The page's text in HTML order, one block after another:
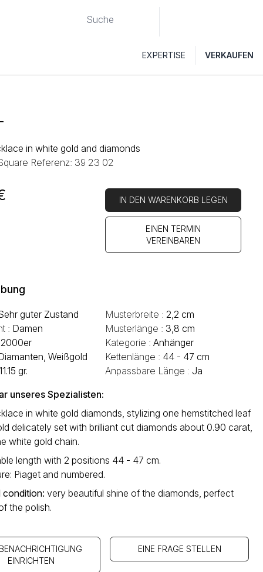
EXPERTISE VERKAUFEN
in white gold and diamonds
Referenz: 39 23 02
IN DEN WARENKORB LEGEN
EINEN TERMIN
VEREINBAREN
guter Zustand
: Damen
2000er
Weißgold
gr.
Musterbreite :2,2 cm
Musterlänge : 3,8 cm
Kategorie :Anhänger
Kettenlänge : 44 - 47 cm
Anpassbare Länge :Ja
unseres Spezialisten:
in white gold diamonds, stylizing one hemstitched leaf
delicately set with brilliant cut diamonds about 0.90 carat,
white gold chain.
length with 2 positions 44 - 47 cm.
Piaget and numbered.
condition:very beautiful shine of the diamonds, perfect
the polish.
EINRICHTEN
EINE FRAGE STELLEN